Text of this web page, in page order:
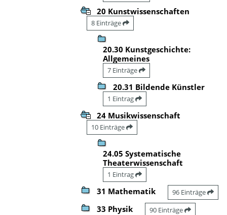
20 Kunstwissenschaften
8 Einträge
20.30 Kunstgeschichte:
Allgemeines
7 Einträge
20.31 Bildende Künstler
1 Eintrag
24 Musikwissenschaft
10 Einträge
24.05 Systematische
Theaterwissenschaft
1 Eintrag
31 Mathematik 96 Einträge
33 Physik 90 Einträge